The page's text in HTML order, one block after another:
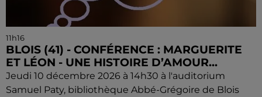
11h16
BLOIS (41) - CONFÉRENCE : MARGUERITE
ET LÉON - UNE HISTOIRE D’AMOUR...
Jeudi 10 décembre 2026 à 14h30 à l'auditorium
Samuel Paty, bibliothèque Abbé-Grégoire de Blois